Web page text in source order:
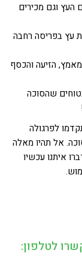
העץ וגם מכירים
עץ בפריסה רחבה
הזיעה והכסף
שהסוכה
לפרגולה
אל תהיו מאלה
איתנו עכשיו
לטלפון: